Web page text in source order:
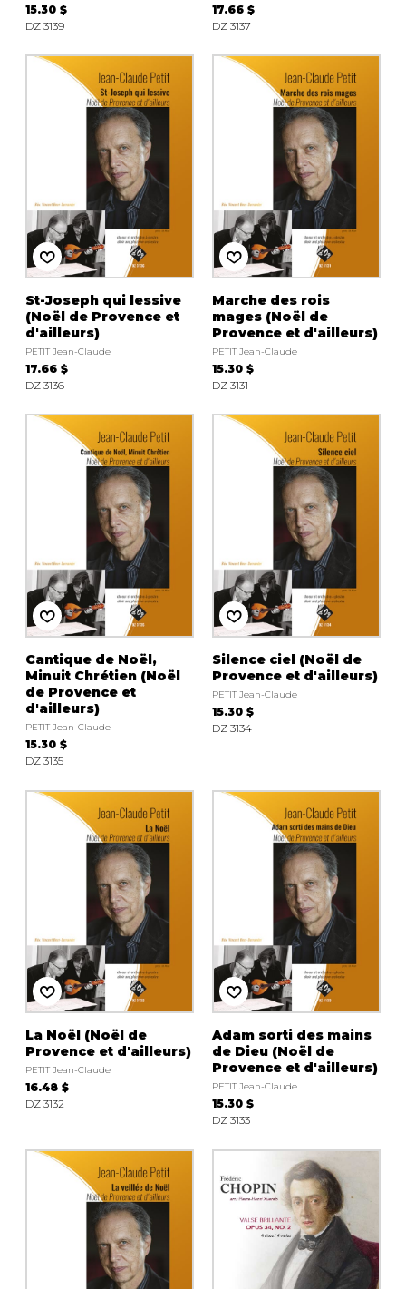
15.30 $
DZ 3139
17.66 $
DZ 3137
St-Joseph qui lessive
(Noël de Provence et
d'ailleurs)
PETIT Jean-Claude
17.66 $
DZ 3136
Marche des rois
mages (Noël de
Provence et d'ailleurs)
PETIT Jean-Claude
15.30 $
DZ 3131
Cantique de Noël,
Minuit Chrétien (Noël
de Provence et
d'ailleurs)
PETIT Jean-Claude
15.30 $
DZ 3135
Silence ciel (Noël de
Provence et d'ailleurs)
PETIT Jean-Claude
15.30 $
DZ 3134
La Noël (Noël de
Provence et d'ailleurs)
PETIT Jean-Claude
16.48 $
DZ 3132
Adam sorti des mains
de Dieu (Noël de
Provence et d'ailleurs)
PETIT Jean-Claude
15.30 $
DZ 3133